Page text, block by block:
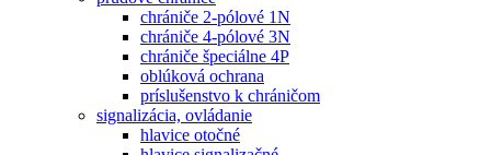
chrániče 2-pólové 1N
chrániče 4-pólové 3N
chrániče špeciálne 4P
oblúková ochrana
príslušenstvo k chráničom
signalizácia, ovládanie
hlavice otočné